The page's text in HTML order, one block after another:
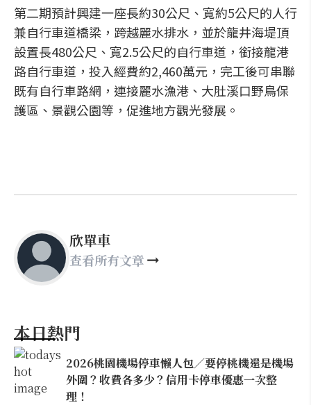
第二期預計興建一座長約30公尺、寬約5公尺的人行
兼自行車道橋梁，跨越麗水排水，並於龍井海堤頂
設置長480公尺、寬2.5公尺的自行車道，銜接龍港
路自行車道，投入經費約2,460萬元，完工後可串聯
既有自行車路網，連接麗水漁港、大肚溪口野鳥保
護區、景觀公園等，促進地方觀光發展。
欣單車
查看所有文章
本日熱門
2026桃園機場停車懶人包／要停桃機還是機場
外圍？收費各多少？信用卡停車優惠一次整
理！